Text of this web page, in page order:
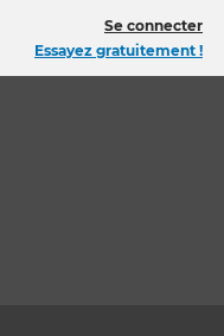
Se connecter
Essayez gratuitement !